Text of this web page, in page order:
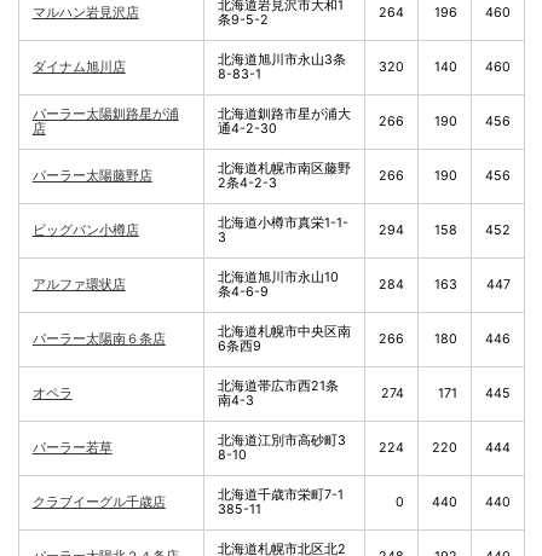
マルハン岩見沢店
北海道岩見沢市大和1
条9-5-2
264 196 460
ダイナム旭川店
北海道旭川市永山3条
8-83-1
320 140 460
パーラー太陽釧路星が浦
店
北海道釧路市星が浦大
通4-2-30
266 190 456
パーラー太陽藤野店
北海道札幌市南区藤野
2条4-2-3
266 190 456
ビッグバン小樽店
北海道小樽市真栄1-1-
3
294 158 452
アルファ環状店
北海道旭川市永山10
条4-6-9
284 163 447
パーラー太陽南６条店
北海道札幌市中央区南
6条西9
266 180 446
オペラ
北海道帯広市西21条
南4-3
274 171 445
パーラー若草
北海道江別市高砂町3
8-10
224 220 444
クラブイーグル千歳店
北海道千歳市栄町7-1
385-11
0 440 440
北海道札幌市北区北2